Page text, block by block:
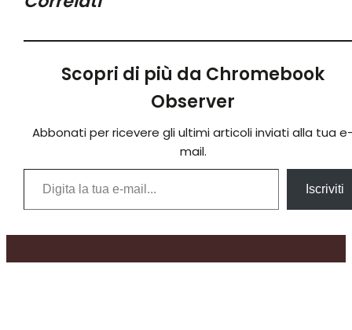
Scopri di più da Chromebook
Observer
Abbonati per ricevere gli ultimi articoli inviati alla tua
mail.
Digita la tua e-mail...
Iscriviti